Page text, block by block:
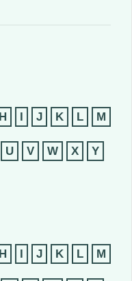
H J K L M
U V W X Y
H J K L M